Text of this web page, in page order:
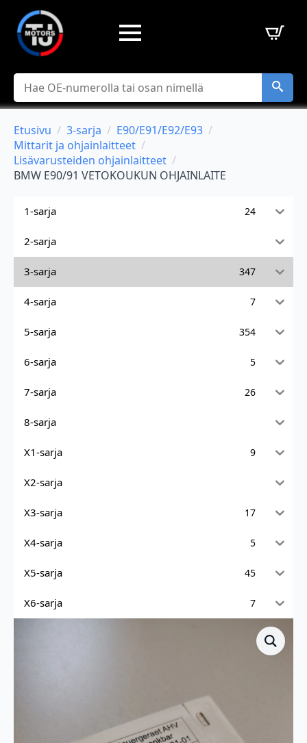
Hae
Etusivu 3-sarja
E90/E91/E92/E93
Mittarit ja ohjainlaitteet
Lisävarusteiden ohjainlaitteet
BMW E90/91 VETOKOUKUN OHJAINLAITE
1-sarja 24
2-sarja
3-sarja 347
4-sarja 7
5-sarja 354
6-sarja 5
7-sarja 26
8-sarja
X1-sarja 9
X2-sarja
X3-sarja 17
X4-sarja 5
X5-sarja 45
X6-sarja 7